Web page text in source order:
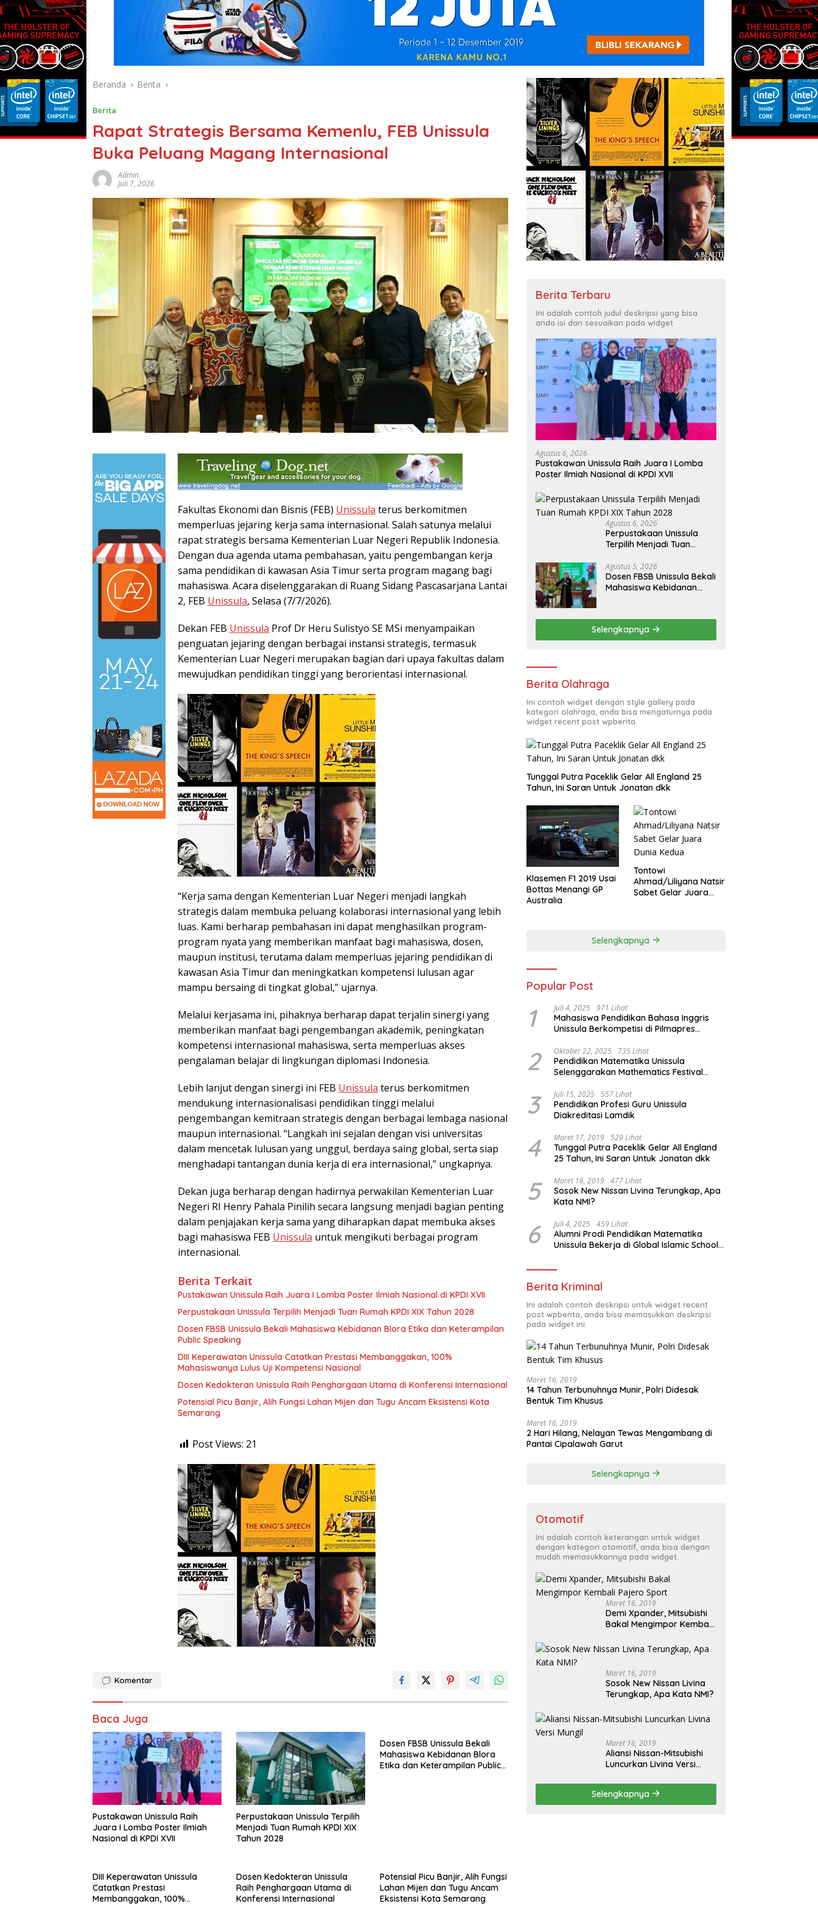
Beranda Berita
Berita
Rapat Strategis Bersama Kemenlu, FEB Unissula
Buka Peluang Magang Internasional
Admin
Juli 7, 2026
Fakultas Ekonomi dan Bisnis (FEB) Unissula terus berkomitmen
memperluas jejaring kerja sama internasional. Salah satunya melalui
rapat strategis bersama Kementerian Luar Negeri Republik Indonesia.
Dengan dua agenda utama pembahasan, yaitu pengembangan kerja
sama pendidikan di kawasan Asia Timur serta program magang bagi
mahasiswa. Acara diselenggarakan di Ruang Sidang Pascasarjana Lantai
2, FEB Unissula, Selasa (7/7/2026).
Dekan FEB Unissula Prof Dr Heru Sulistyo SE MSi menyampaikan
penguatan jejaring dengan berbagai instansi strategis, termasuk
Kementerian Luar Negeri merupakan bagian dari upaya fakultas dalam
mewujudkan pendidikan tinggi yang berorientasi internasional.
“Kerja sama dengan Kementerian Luar Negeri menjadi langkah
strategis dalam membuka peluang kolaborasi internasional yang lebih
luas. Kami berharap pembahasan ini dapat menghasilkan program-
program nyata yang memberikan manfaat bagi mahasiswa, dosen,
maupun institusi, terutama dalam memperluas jejaring pendidikan di
kawasan Asia Timur dan meningkatkan kompetensi lulusan agar
mampu bersaing di tingkat global,” ujarnya.
Melalui kerjasama ini, pihaknya berharap dapat terjalin sinergi yang
memberikan manfaat bagi pengembangan akademik, peningkatan
kompetensi internasional mahasiswa, serta memperluas akses
pengalaman belajar di lingkungan diplomasi Indonesia.
Lebih lanjut dengan sinergi ini FEB Unissula terus berkomitmen
mendukung internasionalisasi pendidikan tinggi melalui
pengembangan kemitraan strategis dengan berbagai lembaga nasional
maupun internasional. “Langkah ini sejalan dengan visi universitas
dalam mencetak lulusan yang unggul, berdaya saing global, serta siap
menghadapi tantangan dunia kerja di era internasional,” ungkapnya.
Dekan juga berharap dengan hadirnya perwakilan Kementerian Luar
Negeri RI Henry Pahala Pinilih secara langsung menjadi bagian penting
dalam penjajakan kerja sama yang diharapkan dapat membuka akses
bagi mahasiswa FEB Unissula untuk mengikuti berbagai program
internasional.
Berita Terkait
Pustakawan Unissula Raih Juara I Lomba Poster Ilmiah Nasional di KPDI XVII
Perpustakaan Unissula Terpilih Menjadi Tuan Rumah KPDI XIX Tahun 2028
Dosen FBSB Unissula Bekali Mahasiswa Kebidanan Blora Etika dan Keterampilan
Public Speaking
DIII Keperawatan Unissula Catatkan Prestasi Membanggakan, 100%
Mahasiswanya Lulus Uji Kompetensi Nasional
Dosen Kedokteran Unissula Raih Penghargaan Utama di Konferensi Internasional
Potensial Picu Banjir, Alih Fungsi Lahan Mijen dan Tugu Ancam Eksistensi Kota
Semarang
Post Views: 21
Komentar
Baca Juga
Pustakawan Unissula Raih
Juara I Lomba Poster Ilmiah
Nasional di KPDI XVII
Perpustakaan Unissula Terpilih
Menjadi Tuan Rumah KPDI XIX
Tahun 2028
Dosen FBSB Unissula Bekali
Mahasiswa Kebidanan Blora
Etika dan Keterampilan Public
DIII Keperawatan Unissula
Catatkan Prestasi
Membanggakan, 100%
Dosen Kedokteran Unissula
Raih Penghargaan Utama di
Konferensi Internasional
Potensial Picu Banjir, Alih Fungsi
Lahan Mijen dan Tugu Ancam
Eksistensi Kota Semarang
Berita Terbaru
Ini adalah contoh judul deskripsi yang bisa
anda isi dan sesuaikan pada widget
Agustus 6, 2026
Pustakawan Unissula Raih Juara I Lomba
Poster Ilmiah Nasional di KPDI XVII
Agustus 6, 2026
Perpustakaan Unissula
Terpilih Menjadi Tuan
2028
Agustus 5, 2026
Dosen FBSB Unissula Bekali
Mahasiswa Kebidanan
Speaking
Selengkapnya
Berita Olahraga
Ini contoh widget dengan style gallery pada
kategori olahraga, anda bisa mengaturnya pada
widget recent post wpberita.
Tunggal Putra Paceklik Gelar All England 25
Tahun, Ini Saran Untuk Jonatan dkk
Klasemen F1 2019 Usai
Bottas Menangi GP
Australia
Tontowi
Ahmad/Liliyana Natsir
Sabet Gelar Juara
Selengkapnya
Popular Post
1 Juli 4, 2025 971 Lihat
Mahasiswa Pendidikan Bahasa Inggris
Unissula Berkompetisi di Pilmapres
2 Oktober 22, 2025 735 Lihat
Pendidikan Matematika Unissula
Selenggarakan Mathematics Festival
3 Juli 15, 2025 557 Lihat
Pendidikan Profesi Guru Unissula
Diakreditasi Lamdik
4 Maret 17, 2019 529 Lihat
Tunggal Putra Paceklik Gelar All England
25 Tahun, Ini Saran Untuk Jonatan dkk
5 Maret 16, 2019 477 Lihat
Sosok New Nissan Livina Terungkap, Apa
Kata NMI?
6 Juli 4, 2025 459 Lihat
Alumni Prodi Pendidikan Matematika
Unissula Bekerja di Global Islamic School
Berita Kriminal
Ini adalah contoh deskripsi untuk widget recent
post wpberita, anda bisa memasukkan deskripsi
pada widget ini.
Maret 16, 2019
14 Tahun Terbunuhnya Munir, Polri Didesak
Bentuk Tim Khusus
Maret 16, 2019
2 Hari Hilang, Nelayan Tewas Mengambang di
Pantai Cipalawah Garut
Selengkapnya
Otomotif
Ini adalah contoh keterangan untuk widget
dengan kategori otomotif, anda bisa dengan
mudah memasukkannya pada widget.
Maret 16, 2019
Demi Xpander, Mitsubishi
Bakal Mengimpor Kembali
Maret 16, 2019
Sosok New Nissan Livina
Terungkap, Apa Kata NMI?
Maret 16, 2019
Aliansi Nissan-Mitsubishi
Luncurkan Livina Versi
Selengkapnya